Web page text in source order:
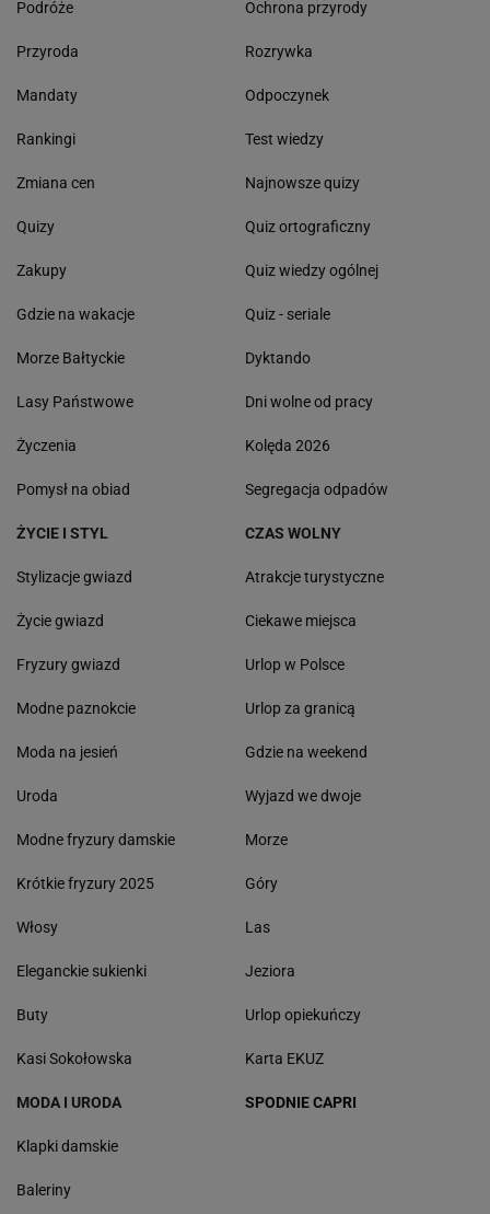
Podróże
Przyroda
Mandaty
Rankingi
Zmiana cen
Quizy
Zakupy
Gdzie na wakacje
Morze Bałtyckie
Lasy Państwowe
Życzenia
Pomysł na obiad
Ochrona przyrody
Rozrywka
Odpoczynek
Test wiedzy
Najnowsze quizy
Quiz ortograficzny
Quiz wiedzy ogólnej
Quiz - seriale
Dyktando
Dni wolne od pracy
Kolęda 2026
Segregacja odpadów
ŻYCIE I STYL
Stylizacje gwiazd
Życie gwiazd
Fryzury gwiazd
Modne paznokcie
Moda na jesień
Uroda
Modne fryzury damskie
Krótkie fryzury 2025
Włosy
Eleganckie sukienki
Buty
Kasi Sokołowska
CZAS WOLNY
Atrakcje turystyczne
Ciekawe miejsca
Urlop w Polsce
Urlop za granicą
Gdzie na weekend
Wyjazd we dwoje
Morze
Góry
Las
Jeziora
Urlop opiekuńczy
Karta EKUZ
MODA I URODA
Klapki damskie
Baleriny
SPODNIE CAPRI